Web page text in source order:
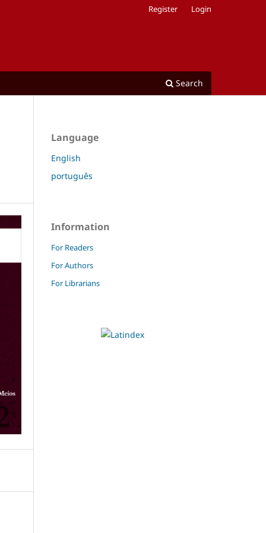
Search
Register Login
Language
English
português
Information
For Readers
For Authors
For Librarians